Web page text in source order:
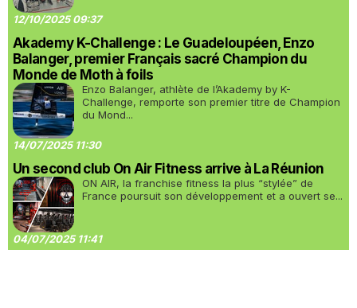
12/10/2025 09:37
Akademy K-Challenge : Le Guadeloupéen, Enzo
Balanger, premier Français sacré Champion du
Monde de Moth à foils
Enzo Balanger, athlète de l’Akademy by K-
Challenge, remporte son premier titre de Champion
du Mond...
14/07/2025 11:30
Un second club On Air Fitness arrive à La Réunion
ON AIR, la franchise fitness la plus “stylée” de
France poursuit son développement et a ouvert se...
04/07/2025 11:41